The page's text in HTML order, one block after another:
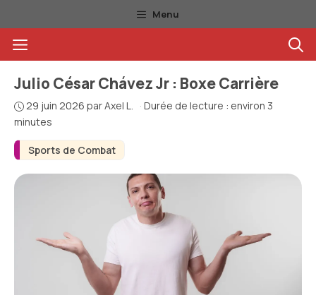
au
contenu
Menu
Menu
Sports de Combat
Julio César Chávez Jr : Boxe Carrière
29 juin 2026 parAxel L. · Durée de lecture : environ 3
minutes